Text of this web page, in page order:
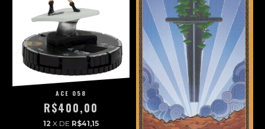
ACE 058
R$400,00
12 X DE R$41,15